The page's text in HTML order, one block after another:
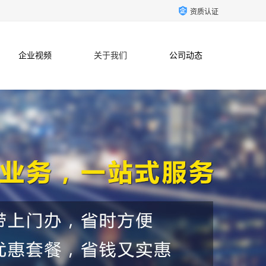
资质认证
企业视频 关于我们 公司动态
联系方式